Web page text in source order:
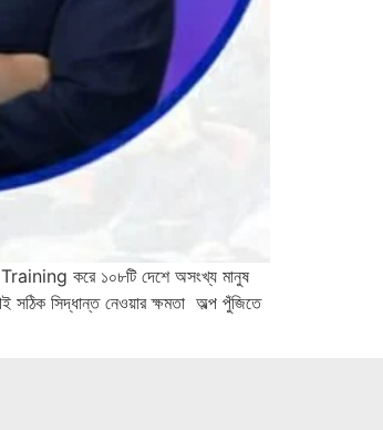
করে ১০৮টি দেশে অসংখ্য মানুষ
সিদ্ধান্ত নেওয়ার ক্ষমতা অল্প পুঁজিতে